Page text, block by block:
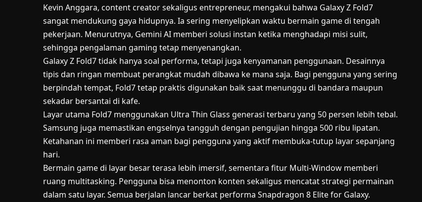
Kevin Anggara, content creator sekaligus entrepreneur, mengakui bahwa Galaxy Z Fold7
sangat mendukung gaya hidupnya. Ia sering menyelipkan waktu bermain game di tengah
pekerjaan. Menurutnya, Gemini AI memberi solusi instan ketika menghadapi misi sulit,
sehingga pengalaman gaming tetap menyenangkan.
Galaxy Z Fold7 tidak hanya soal performa, tetapi juga kenyamanan penggunaan. Desainnya
tipis dan ringan membuat perangkat mudah dibawa ke mana saja. Bagi pengguna yang sering
berpindah tempat, Fold7 tetap praktis digunakan baik saat menunggu di bandara maupun
sekadar bersantai di kafe.
Layar utama Fold7 menggunakan Ultra Thin Glass generasi terbaru yang 50 persen lebih tebal.
Samsung juga memastikan engselnya tangguh dengan pengujian hingga 500 ribu lipatan.
Ketahanan ini memberi rasa aman bagi pengguna yang aktif membuka-tutup layar sepanjang
hari.
Bermain game di layar besar terasa lebih imersif, sementara fitur Multi-Window memberi
ruang multitasking. Pengguna bisa menonton konten sekaligus mencatat strategi permainan
dalam satu layar. Semua berjalan lancar berkat performa Snapdragon 8 Elite for Galaxy.